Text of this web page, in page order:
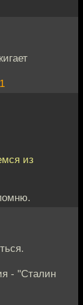
из
- "Сталин